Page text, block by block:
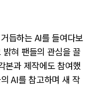
듭하는 AI를 들여다보
혀 팬들의 관심을 끌
본과 제작에도 참여했
AI를 참고하며 새 작